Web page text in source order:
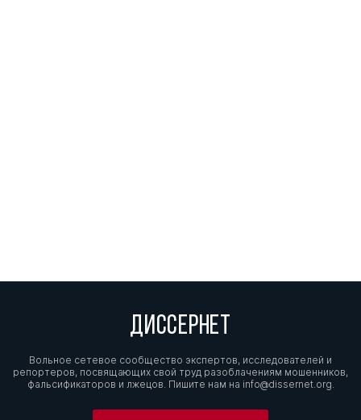
ДИССЕРНЕТ
Вольное сетевое сообщество экспертов, исследователей и
репортеров, посвящающих свой труд разоблачениям мошенников,
фальсификаторов и лжецов. Пишите нам на info@dissernet.org.